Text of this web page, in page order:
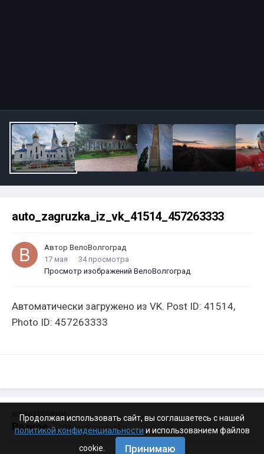
auto_zagruzka_iz_vk_41514_457263333
Автор ВелоВолгоград
17 мая
34 просмотра
Просмотр изображений ВелоВолгоград
Автоматически загружено из VK. Post ID: 41514,
Photo ID: 457263333
ИЗ КАТЕГОРИИ:
Разное · 4 199 изображений
Продолжая использовать сайт, вы соглашаетесь с нашей
политикой конфиденциальности и использованием файлов
cookie.
Принимаю